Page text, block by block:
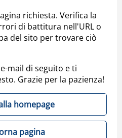
richiesta. Verifica la
di battitura nell'URL o
del sito per trovare ciò
mail di seguito e ti
Grazie per la pazienza!
homepage
pagina